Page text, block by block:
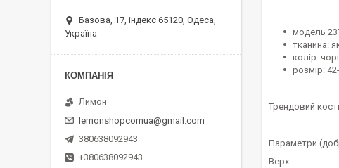
модель
тканина:
колір:
розмір:
Трендовий
Параметри
Верх:
Базова, 17, індекс 65120, Одеса,
Україна
Лимон
lemonshopcomua@gmail.com
380638092943
+380638092943